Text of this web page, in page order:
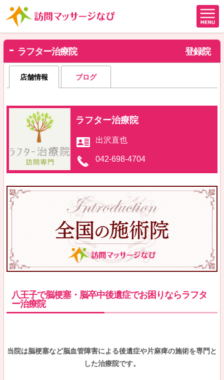
ラフター治療院 登録院
店舗情報 ブログ
ラフター治療院
出沢直也
042-698-4704
八王子で脳梗塞・脳卒中後遺症でお困りならラフタ
ー治療院
当院は脳梗塞など脳血管障害による後遺症や片麻痺の施術を専門と
した治療院です。